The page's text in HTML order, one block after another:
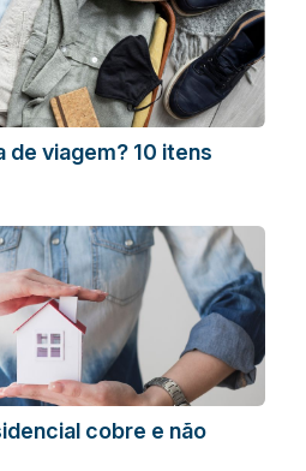
de viagem? 10 itens
cobre e não